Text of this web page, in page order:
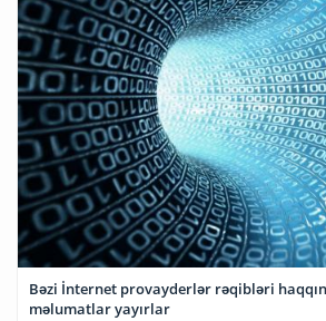
Bəzi İnternet provayderlər rəqibləri
məlumatlar yayırlar